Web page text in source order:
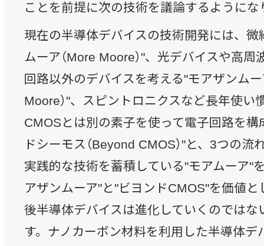
ことを前提に次の技術を議論するようにな
現在の半導体デバイスの技術開発には、
ムーア（More Moore）"、光デバイスや高
回路以外のデバイスを考える"モアザンムー
Moore）"、スピントロニクスなど長年使い
CMOSとは別の素子を使って電子回路を構
ドシーモス（Beyond CMOS）"と、3つの
実践的な技術を蓄積している"モアムーア"
アザンムーア"と"ビヨンドCMOS"を価値
後半導体デバイスは進化していくのではな
す。ナノカーボン材料を利用した半導体デ